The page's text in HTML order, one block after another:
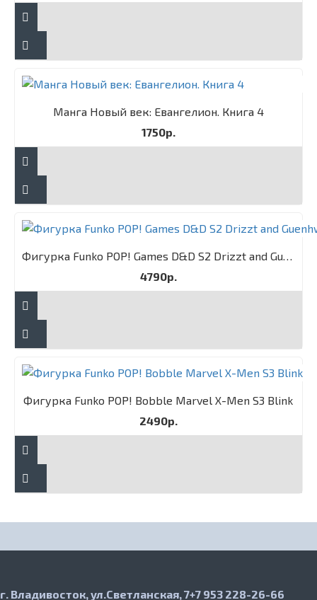
Манга Новый век: Евангелион. Книга 4
1750р.
Фигурка Funko POP! Games D&D S2 Drizzt and Guenhwyvar 2PK
4790р.
Фигурка Funko POP! Bobble Marvel X-Men S3 Blink
2490р.
г. Владивосток, ул.Светланская, 7+7 953 228-26-66